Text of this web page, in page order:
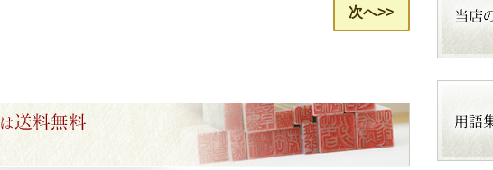
次へ>>